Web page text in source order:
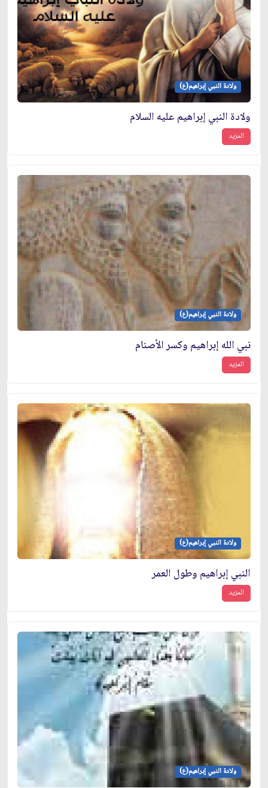
ولادة النبي إبراهيم(ع)
ولادة النبي إبراهيم عليه السلام
المزيد
ولادة النبي إبراهيم(ع)
نبي الله إبراهيم وكسر الأصنام
المزيد
ولادة النبي إبراهيم(ع)
النبي إبراهيم وطول العمر
المزيد
ولادة النبي إبراهيم(ع)